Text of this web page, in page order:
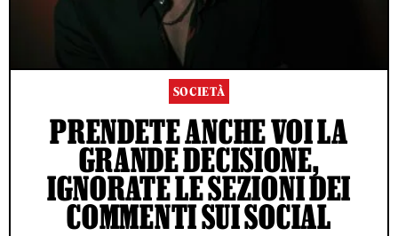
SOCIETÀ
PRENDETE ANCHE VOI LA
GRANDE DECISIONE,
IGNORATE LE SEZIONI DEI
COMMENTI SUI SOCIAL